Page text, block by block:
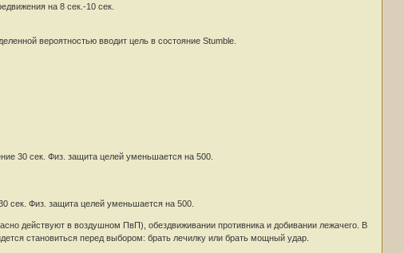
на 8 сек.-10 сек.
вероятностью вводит цель в состояние Stumble.
30 сек. Физ. защита целей уменьшается на 500.
сек. Физ. защита целей уменьшается на 500.
действуют в воздушном ПвП), обездвиживании противника и добивании лежачего. В
становиться перед выбором: брать лечилку или брать мощный удар.